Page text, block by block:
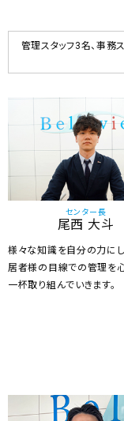
管理スタッフ3名、事務
センター長
尾西 大斗
様々な知識を自分の力にし
居者様の目線での管理を
一杯取り組んでいきます。